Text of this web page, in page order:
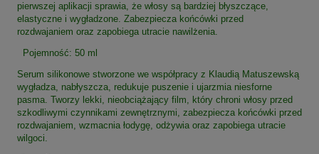
pierwszej aplikacji sprawia, że włosy są bardziej błyszczące,
elastyczne i wygładzone. Zabezpiecza końcówki przed
rozdwajaniem oraz zapobiega utracie nawilżenia.
Pojemność: 50 ml
Serum silikonowe stworzone we współpracy z Klaudią Matuszewską
wygładza, nabłyszcza, redukuje puszenie i ujarzmia niesforne
pasma. Tworzy lekki, nieobciążający film, który chroni włosy przed
szkodliwymi czynnikami zewnętrznymi, zabezpiecza końcówki przed
rozdwajaniem, wzmacnia łodygę, odżywia oraz zapobiega utracie
wilgoci.